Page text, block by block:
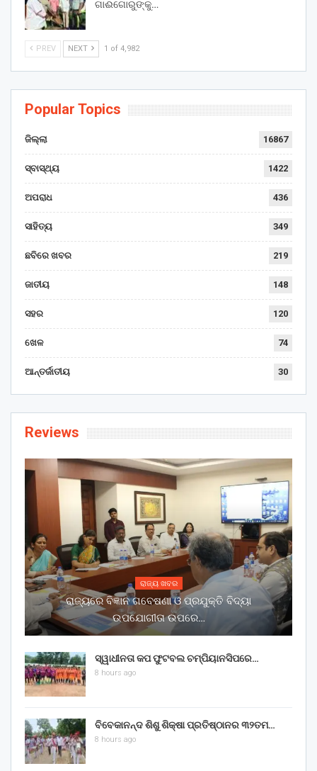
ଗାଈଗୋରୁଙ୍କୁ…
PREV NEXT 1 of 4,982
Popular Topics
ଜିଲ୍ଲା 16867
ସ୍ବାସ୍ଥ୍ୟ 1422
ଅପରାଧ 436
ସାହିତ୍ୟ 349
ଛବିରେ ଖବର 219
ଜାତୀୟ 148
ସହର 120
ଖେଳ 74
ଆନ୍ତର୍ଜାତୀୟ 30
Reviews
ରାଜ୍ୟ ଖବର
ରାଜ୍ୟରେ ବିଜ୍ଞାନ ଗବେଷଣା ଓ ପ୍ରଯୁକ୍ତି ବିଦ୍ୟା
ଉପଯୋଗୀତା ଉପରେ…
ସ୍ୱାଧୀନତା କପ ଫୁଟବଲ ଚମ୍ପିୟାନସିପରେ…
8 hours ago
ବିବେକାନନ୍ଦ ଶିଶୁ ଶିକ୍ଷା ପ୍ରତିଷ୍ଠାନର ୩୨ତମ…
8 hours ago